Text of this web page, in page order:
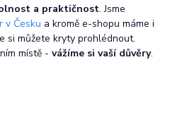
a praktičnost. Jsme
v Česku a kromě e-shopu máme i
si můžete kryty prohlédnout.
místě - vážíme si vaší důvěry.